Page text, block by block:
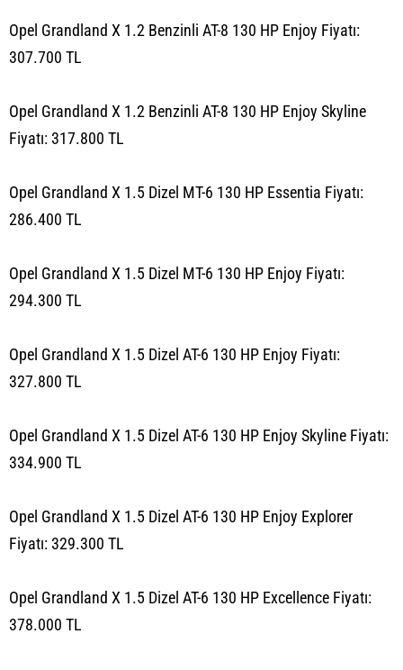
Opel Grandland X 1.2 Benzinli AT-8 130 HP Enjoy Fiyatı:
307.700 TL
Opel Grandland X 1.2 Benzinli AT-8 130 HP Enjoy Skyline
Fiyatı: 317.800 TL
Opel Grandland X 1.5 Dizel MT-6 130 HP Essentia Fiyatı:
286.400 TL
Opel Grandland X 1.5 Dizel MT-6 130 HP Enjoy Fiyatı:
294.300 TL
Opel Grandland X 1.5 Dizel AT-6 130 HP Enjoy Fiyatı:
327.800 TL
Opel Grandland X 1.5 Dizel AT-6 130 HP Enjoy Skyline Fiyatı:
334.900 TL
Opel Grandland X 1.5 Dizel AT-6 130 HP Enjoy Explorer
Fiyatı: 329.300 TL
Opel Grandland X 1.5 Dizel AT-6 130 HP Excellence Fiyatı:
378.000 TL